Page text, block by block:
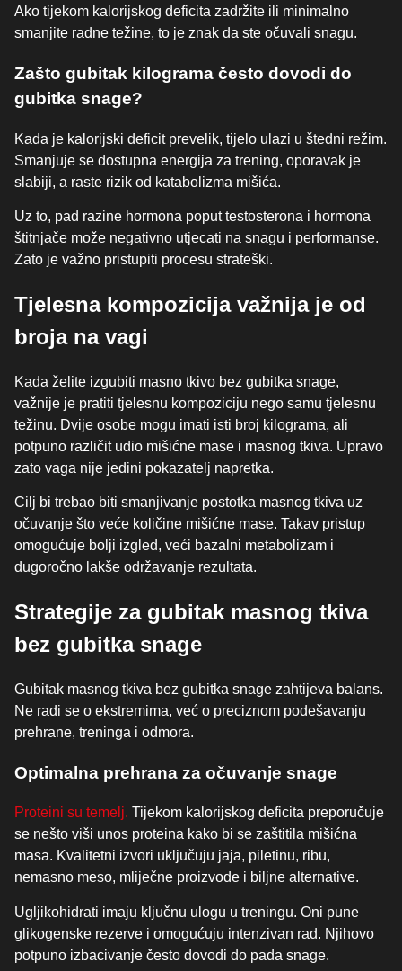
Ako tijekom kalorijskog deficita zadržite ili minimalno
smanjite radne težine, to je znak da ste očuvali snagu.
Zašto gubitak kilograma često dovodi do
gubitka snage?
Kada je kalorijski deficit prevelik, tijelo ulazi u štedni režim.
Smanjuje se dostupna energija za trening, oporavak je
slabiji, a raste rizik od katabolizma mišića.
Uz to, pad razine hormona poput testosterona i hormona
štitnjače može negativno utjecati na snagu i performanse.
Zato je važno pristupiti procesu strateški.
Tjelesna kompozicija važnija je od
broja na vagi
Kada želite izgubiti masno tkivo bez gubitka snage,
važnije je pratiti tjelesnu kompoziciju nego samu tjelesnu
težinu. Dvije osobe mogu imati isti broj kilograma, ali
potpuno različit udio mišićne mase i masnog tkiva. Upravo
zato vaga nije jedini pokazatelj napretka.
Cilj bi trebao biti smanjivanje postotka masnog tkiva uz
očuvanje što veće količine mišićne mase. Takav pristup
omogućuje bolji izgled, veći bazalni metabolizam i
dugoročno lakše održavanje rezultata.
Strategije za gubitak masnog tkiva
bez gubitka snage
Gubitak masnog tkiva bez gubitka snage zahtijeva balans.
Ne radi se o ekstremima, već o preciznom podešavanju
prehrane, treninga i odmora.
Optimalna prehrana za očuvanje snage
Proteini su temelj. Tijekom kalorijskog deficita preporučuje
se nešto viši unos proteina kako bi se zaštitila mišićna
masa. Kvalitetni izvori uključuju jaja, piletinu, ribu,
nemasno meso, mliječne proizvode i biljne alternative.
Ugljikohidrati imaju ključnu ulogu u treningu. Oni pune
glikogenske rezerve i omogućuju intenzivan rad. Njihovo
potpuno izbacivanje često dovodi do pada snage.